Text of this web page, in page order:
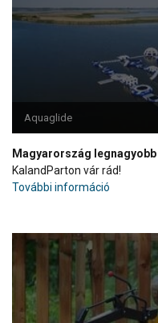
Aquaglide
Magyarország legnagyobb
KalandParton vár rád!
További információ